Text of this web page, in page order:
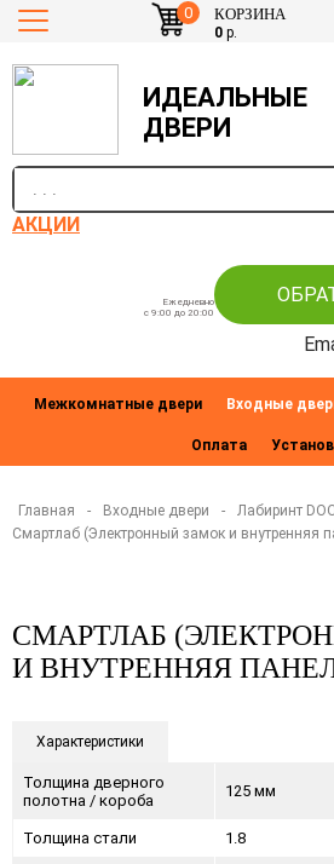
0 КОРЗИНА
0р.
ИДЕАЛЬНЫЕ
ДВЕРИ
АКЦИИ
Ежедневно
c 9:00 до 20:00
Межкомнатные двери Входные
Оплата
Главная - Входные двери - Лабиринт
Смартлаб (Электронный замок и внутренняя
СМАРТЛАБ
И ВНУТРЕННЯЯ
Характеристики
Толщина дверного
полотна / короба
125 мм
Толщина стали 1.8